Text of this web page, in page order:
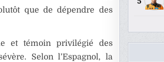
que de dépendre des
et témoin privilégié des
Selon l’Espagnol, la